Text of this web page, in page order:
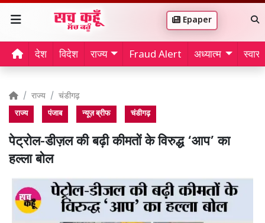
Epaper
देश विदेश राज्य Fraud Alert अध्यात्म
राज्य चंडीगढ़
राज्य पंजाब न्यूज़ ब्रीफ चंडीगढ़
पेट्रोल-डीज़ल की बढ़ी कीमतों के विरुद्ध ‘आप’ का
हल्ला बोल